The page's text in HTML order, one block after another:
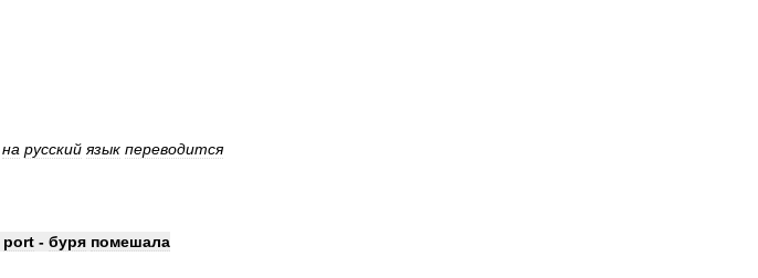
на русский язык переводится
port - буря помешала